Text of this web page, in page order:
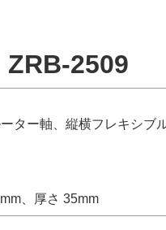
ZRB-2509
ター軸、縦横フレキシブ
、厚さ 35mm